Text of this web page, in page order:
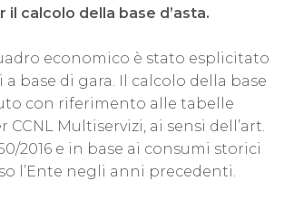
il calcolo della base d’asta.
economico è stato esplicitato
base di gara. Il calcolo della base
con riferimento alle tabelle
Multiservizi, ai sensi dell’art.
50/2016 e in base ai consumi storici
l’Ente negli anni precedenti.